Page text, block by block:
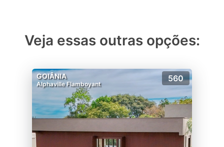
Veja essas outras opções:
GOIÂNIA
Alphaville Flamboyant
560